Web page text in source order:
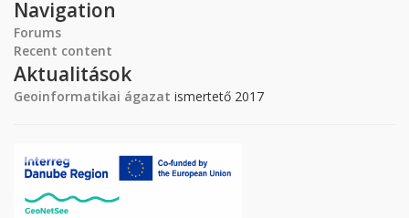
Navigation
Forums
Recent content
Aktualitások
Geoinformatikai ágazat ismertető 2017